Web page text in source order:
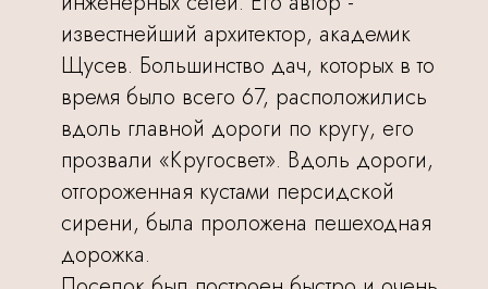
известнейший архитектор, академик
Щусев. Большинство дач, которых в то
время было всего 67, расположились
вдоль главной дороги по кругу, его
прозвали «Кругосвет». Вдоль дороги,
отгороженная кустами персидской
сирени, была проложена пешеходная
дорожка.